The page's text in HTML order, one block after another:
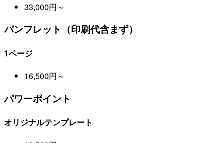
33,000円～
パンフレット（印刷代含まず）
1ページ
16,500円～
パワーポイント
オリジナルテンプレート